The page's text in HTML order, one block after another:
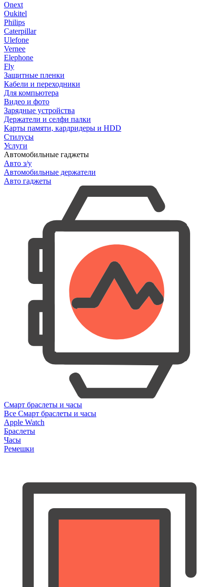
Onext
Oukitel
Philips
Caterpillar
Ulefone
Vernee
Elephone
Fly
Защитные пленки
Кабели и переходники
Для компьютера
Видео и фото
Зарядные устройства
Держатели и селфи палки
Карты памяти, кардридеры и HDD
Стилусы
Услуги
Автомобильные гаджеты
Авто з/у
Автомобильные держатели
Авто гаджеты
Смарт браслеты и часы
Все Смарт браслеты и часы
Apple Watch
Браслеты
Часы
Ремешки